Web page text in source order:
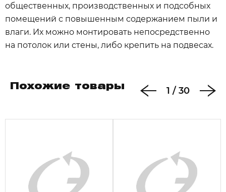
общественных, производственных и подсобных
помещений с повышенным содержанием пыли и
влаги. Их можно монтировать непосредственно
на потолок или стены, либо крепить на подвесах.
Похожие товары 1 / 30